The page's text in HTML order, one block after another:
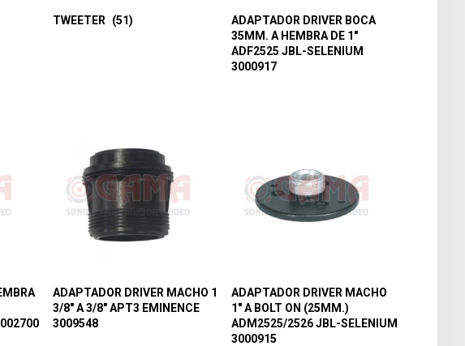
TWEETER (51)
ADAPTADOR DRIVER BOCA
35MM. A HEMBRA DE 1″
ADF2525 JBL-SELENIUM
3000917
ADAPTADOR DRIVER MACHO 1
3/8″ A 3/8″ APT3 EMINENCE
3009548
ADAPTADOR DRIVER MACHO
1″ A BOLT ON (25MM.)
ADM2525/2526 JBL-SELENIUM
3000915